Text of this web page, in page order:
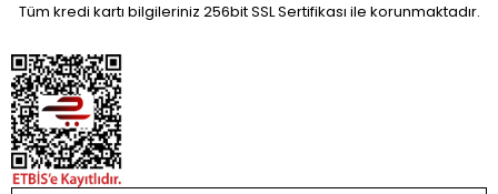
Tüm kredi kartı bilgileriniz 256bit SSL Sertifikası ile korunmaktadır.